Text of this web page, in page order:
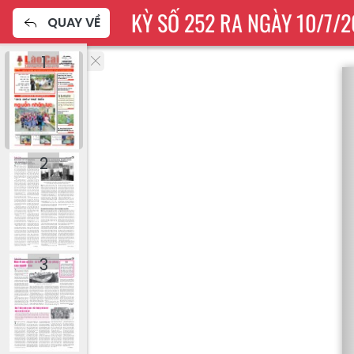
QUAY VỀ
CAI THƯỜNG KỲ SỐ 252 RA NGÀY 10/7/
1
2
3